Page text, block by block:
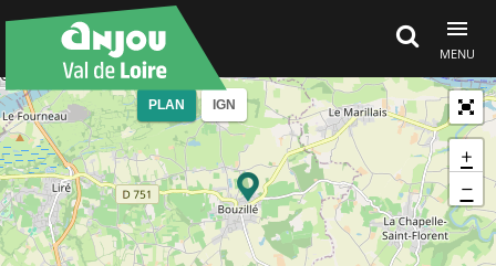
MENU
Découvrir
À voir, à faire
PLAN IGN
+
−